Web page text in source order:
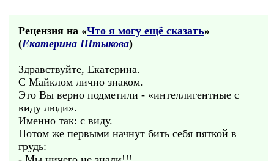
Рецензия на «Что я могу ещё сказать»
(Екатерина Штыкова)
Здравствуйте, Екатерина.
С Майклом лично знаком.
Это Вы верно подметили - «интеллигентные с
виду люди».
Именно так: с виду.
Потом же первыми начнут бить себя пяткой в
грудь: